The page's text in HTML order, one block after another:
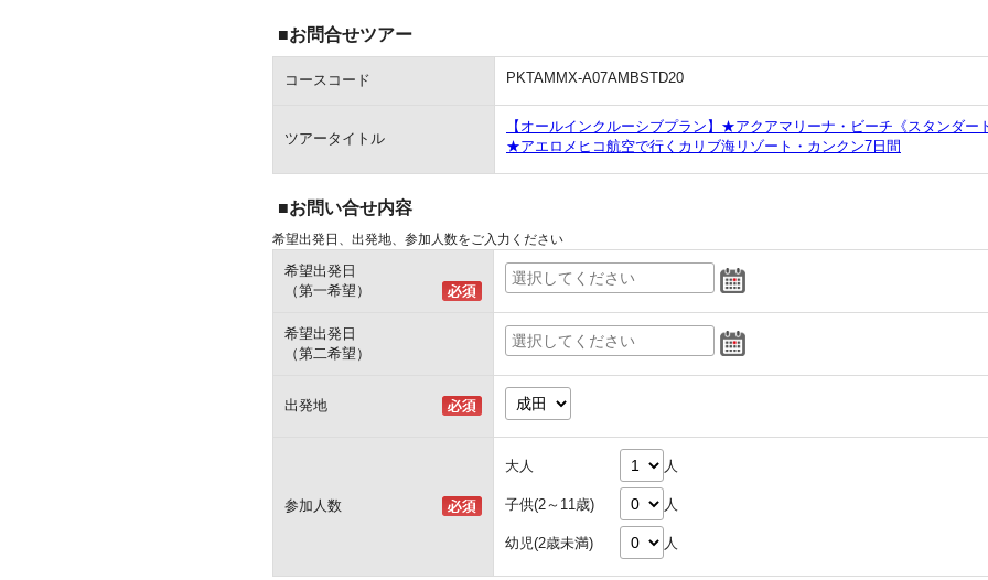
■お問合せツアー
コースコード PKTAMMX-A07AMBSTD20
ツアータイトル
【オールインクルーシブプラン】★アクアマリーナ・ビーチ《スタンダー
★アエロメヒコ航空で行くカリブ海リゾート・カンクン7日間
■お問い合せ内容
希望出発日、出発地、参加人数をご入力ください
希望出発日
（第一希望）
希望出発日
（第二希望）
出発地
参加人数
大人 人
子供(2～11歳) 人
幼児(2歳未満) 人